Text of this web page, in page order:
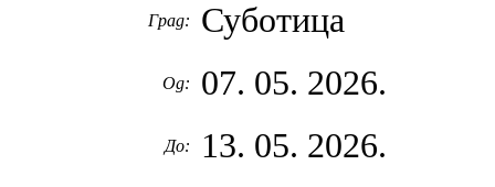
Град: Суботица
Од: 07. 05. 2026.
До: 13. 05. 2026.